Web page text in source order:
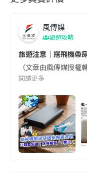
風傳媒
旅遊攻略
旅遊注意｜搭飛機帶
（文章由風傳媒授
閱讀更多